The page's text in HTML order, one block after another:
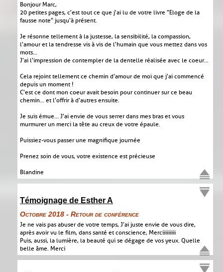
Bonjour Marc,
20 petites pages, c'est tout ce que j'ai lu de votre livre "Eloge de la
fausse note" jusqu'à présent.
Je résonne tellement à la justesse, la sensibilité, la compassion,
l'amour et la tendresse vis à vis de l'humain que vous mettez dans vos
mots...
J'ai l'impression de contempler de la dentelle réalisée avec le coeur...
Cela rejoint tellement ce chemin d'amour de moi que j'ai commencé
depuis un moment !
C'est ce dont mon coeur avait besoin pour continuer sur ce beau
chemin... et l'offrir à d'autres ensuite.
Je suis émue... J'ai envie de vous serrer dans mes bras et vous
murmurer un merci la tête au creux de votre épaule.
Puissiez-vous passer une magnifique journée
Prenez soin de vous, votre existence est précieuse
Blandine
Témoignage de Esther A
Octobre 2018 - Retour de conférence
Je ne vais pas abuser de votre temps, J’ai juste envie de vous dire,
après avoir vu le film, dans santé et conscience, Merciiiiiiiii
Puis, aussi, la lumière, la beauté qui se dégage de vos yeux. Quelle
belle âme. Merci